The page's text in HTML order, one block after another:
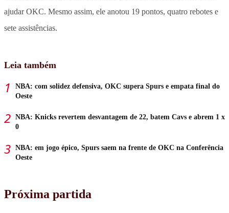
ajudar OKC. Mesmo assim, ele anotou 19 pontos, quatro rebotes e
sete assistências.
Leia também
NBA: com solidez defensiva, OKC supera Spurs e empata final do
Oeste
NBA: Knicks revertem desvantagem de 22, batem Cavs e abrem 1 x
0
NBA: em jogo épico, Spurs saem na frente de OKC na Conferência
Oeste
Próxima partida